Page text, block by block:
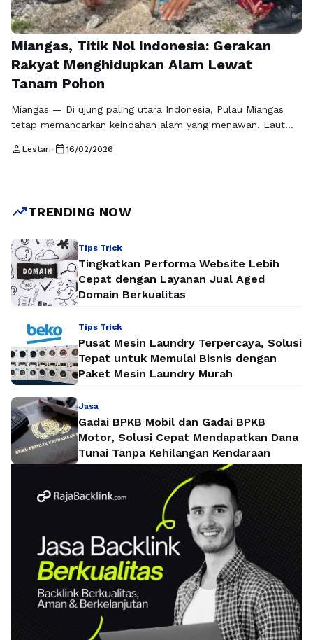
Miangas, Titik Nol Indonesia: Gerakan
Rakyat Menghidupkan Alam Lewat
Tanam Pohon
Miangas — Di ujung paling utara Indonesia, Pulau Miangas
tetap memancarkan keindahan alam yang menawan. Laut
hijau yang rimbun memberikan pemandangan menyejukkan
person Lestari• calendar_today16/02/2026
trending_upTRENDING NOW
Tips Trick
Tingkatkan Performa Website Lebih
Cepat dengan Layanan Jual Aged
Domain Berkualitas
Tips Trick
Pusat Mesin Laundry Terpercaya, Solusi
Tepat untuk Memulai Bisnis dengan
Paket Mesin Laundry Murah
Jasa
Gadai BPKB Mobil dan Gadai BPKB
Motor, Solusi Cepat Mendapatkan Dana
Tunai Tanpa Kehilangan Kendaraan